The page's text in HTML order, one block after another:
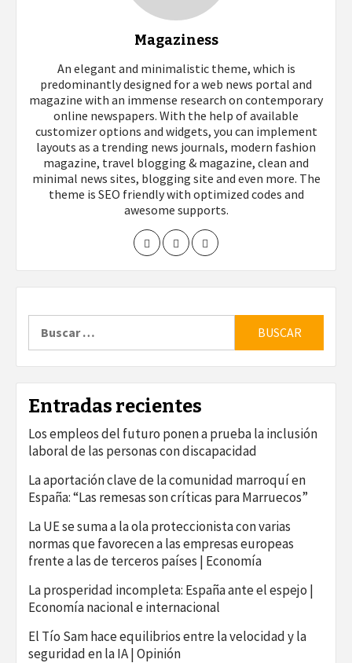
Magaziness
An elegant and minimalistic theme, which is
predominantly designed for a web news portal and
magazine with an immense research on contemporary
online newspapers. With the help of available
customizer options and widgets, you can implement
layouts as a trending news journals, modern fashion
magazine, travel blogging & magazine, clean and
minimal news sites, blogging site and even more. The
theme is SEO friendly with optimized codes and
awesome supports.
Entradas recientes
Los empleos del futuro ponen a prueba la inclusión
laboral de las personas con discapacidad
La aportación clave de la comunidad marroquí en
España: “Las remesas son críticas para Marruecos”
La UE se suma a la ola proteccionista con varias
normas que favorecen a las empresas europeas
frente a las de terceros países | Economía
La prosperidad incompleta: España ante el espejo |
Economía nacional e internacional
El Tío Sam hace equilibrios entre la velocidad y la
seguridad en la IA | Opinión